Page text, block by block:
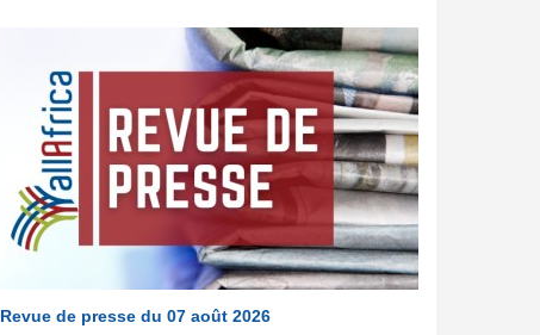
Revue de presse du 07 août 2026